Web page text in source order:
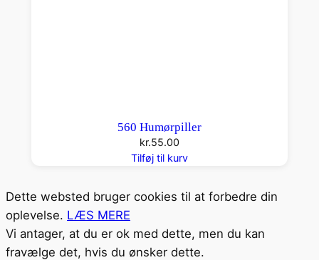
560 Humørpiller
kr.55.00
Tilføj til kurv
Dette websted bruger cookies til at forbedre din
oplevelse. LÆS MERE
Vi antager, at du er ok med dette, men du kan
fravælge det, hvis du ønsker dette.